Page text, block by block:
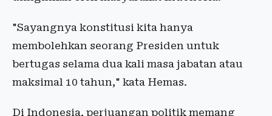
"Sayangnya konstitusi kita hanya
membolehkan seorang Presiden untuk
bertugas selama dua kali masa jabatan atau
maksimal 10 tahun," kata Hemas.
Di Indonesia, perjuangan politik memang